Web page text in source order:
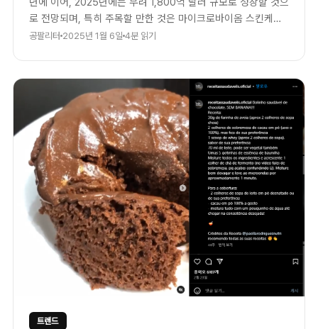
로 전망되며, 특히 주목할 만한 것은 마이크로바이옴 스킨케어
시장이라고 하는데요.
공팔리터 2025년 1월 6일 4분 읽기
트렌드